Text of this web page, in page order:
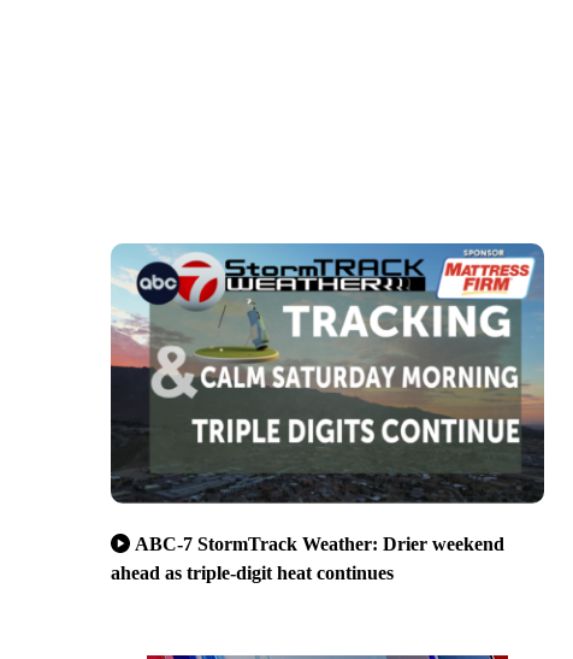
ABC-7 StormTrack Weather: Drier weekend
ahead as triple-digit heat continues